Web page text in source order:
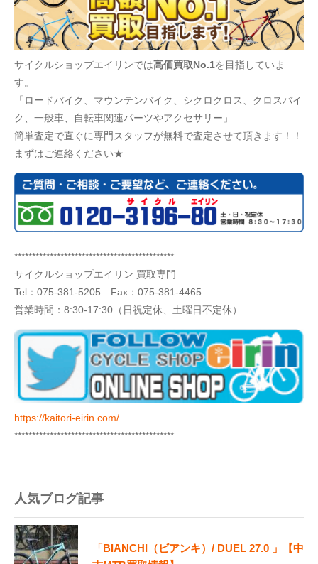
サイクルショップエイリンでは高価買取No.1を目指していま
す。
「ロードバイク、マウンテンバイク、シクロクロス、クロスバイ
ク、一般車、自転車関連パーツやアクセサリー」
簡単査定で直ぐに専門スタッフが無料で査定させて頂きます！！
まずはご連絡ください★
*********************************************
サイクルショップエイリン 買取専門
Tel： 075-381-5205 Fax：075-381-4465
営業時間：8:30-17:30（日祝定休、土曜日不定休）
https://kaitori-eirin.com/
*********************************************
人気ブログ記事
「BIANCHI（ビアンキ）/ DUEL 27.0 」【中